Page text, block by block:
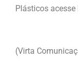
Plásticos
(Virta